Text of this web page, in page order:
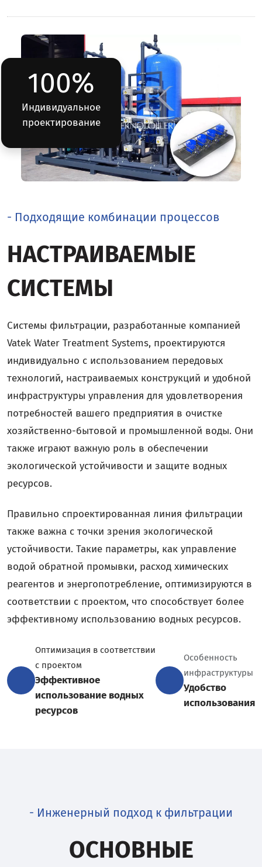
100%
Индивидуальное
проектирование
- Подходящие комбинации процессов
НАСТРАИВАЕМЫЕ
СИСТЕМЫ
Системы фильтрации, разработанные компанией
Vatek Water Treatment Systems, проектируются
индивидуально с использованием передовых
технологий, настраиваемых конструкций и удобной
инфраструктуры управления для удовлетворения
потребностей вашего предприятия в очистке
хозяйственно-бытовой и промышленной воды. Они
также играют важную роль в обеспечении
экологической устойчивости и защите водных
ресурсов.
Правильно спроектированная линия фильтрации
также важна с точки зрения экологической
устойчивости. Такие параметры, как управление
водой обратной промывки, расход химических
реагентов и энергопотребление, оптимизируются в
соответствии с проектом, что способствует более
эффективному использованию водных ресурсов.
Оптимизация в соответствии
с проектом
Эффективное
использование водных
ресурсов
Особенность
инфраструктуры
Удобство
использования
- Инженерный подход к фильтрации
ОСНОВНЫЕ